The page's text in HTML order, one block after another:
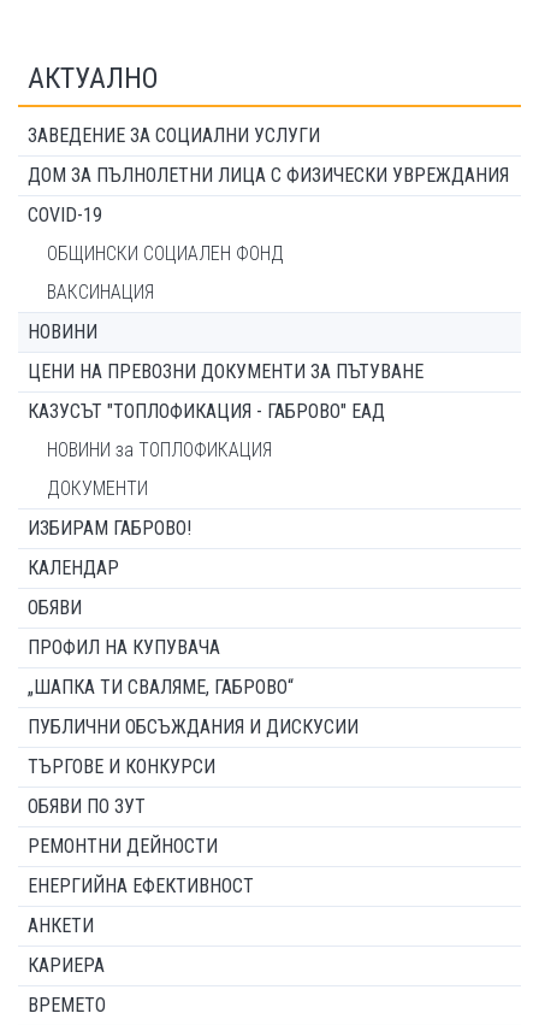
АКТУАЛНО
ЗАВЕДЕНИЕ ЗА СОЦИАЛНИ УСЛУГИ
ДОМ ЗА ПЪЛНОЛЕТНИ ЛИЦА С ФИЗИЧЕСКИ УВРЕЖДАНИЯ
COVID-19
ОБЩИНСКИ СОЦИАЛЕН ФОНД
ВАКСИНАЦИЯ
НОВИНИ
ЦЕНИ НА ПРЕВОЗНИ ДОКУМЕНТИ ЗА ПЪТУВАНЕ
КАЗУСЪТ "ТОПЛОФИКАЦИЯ - ГАБРОВО" ЕАД
НОВИНИ за ТОПЛОФИКАЦИЯ
ДОКУМЕНТИ
ИЗБИРАМ ГАБРОВО!
КАЛЕНДАР
ОБЯВИ
ПРОФИЛ НА КУПУВАЧА
„ШАПКА ТИ СВАЛЯМЕ, ГАБРОВО“
ПУБЛИЧНИ ОБСЪЖДАНИЯ И ДИСКУСИИ
ТЪРГОВЕ И КОНКУРСИ
ОБЯВИ ПО ЗУТ
РЕМОНТНИ ДЕЙНОСТИ
ЕНЕРГИЙНА ЕФЕКТИВНОСТ
АНКЕТИ
КАРИЕРА
ВРЕМЕТО